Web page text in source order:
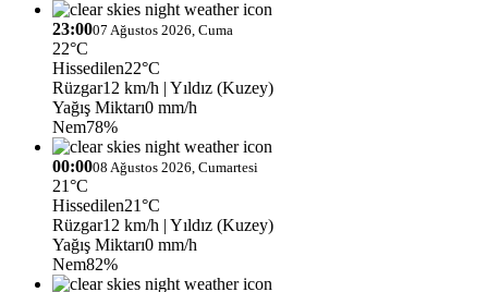
23:0007 Ağustos 2026, Cuma
22°C
Hissedilen22°C
Rüzgar12 km/h | Yıldız (Kuzey)
Yağış Miktarı0 mm/h
Nem78%
00:0008 Ağustos 2026, Cumartesi
21°C
Hissedilen21°C
Rüzgar12 km/h | Yıldız (Kuzey)
Yağış Miktarı0 mm/h
Nem82%